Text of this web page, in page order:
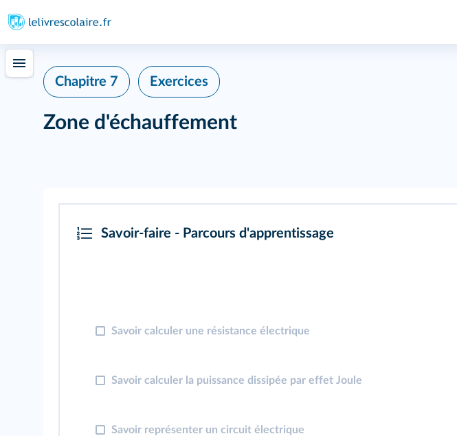
Chapitre 7 Exercices
Zone d'échauffement
Savoir-faire - Parcours d'apprentissage
Savoir calculer une résistance électrique
Savoir calculer la puissance dissipée par effet Joule
Savoir représenter un circuit électrique